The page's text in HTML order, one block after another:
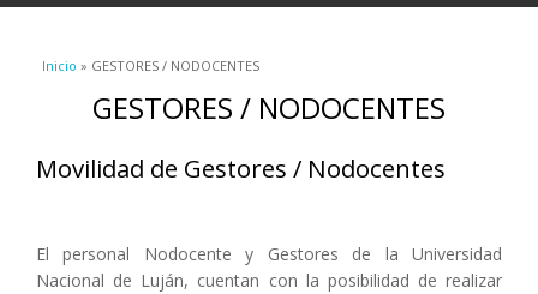
Se encuentra usted aquí
Inicio » GESTORES / NODOCENTES
GESTORES / NODOCENTES
Movilidad de Gestores / Nodocentes
El personal Nodocente y Gestores de la Universidad
Nacional de Luján, cuentan con la posibilidad de realizar